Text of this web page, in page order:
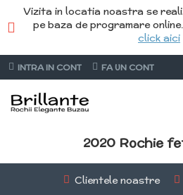
Vizita in locatia noastra se
pe baza de programare
click aici
INTRA IN CONT FA UN CONT
2020 Rochie
Clientele noastre